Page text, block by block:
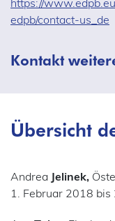
https://
edpb/contact-us_de
Kontakt
Übersicht
Andrea Jelinek,
1. Februar 2018